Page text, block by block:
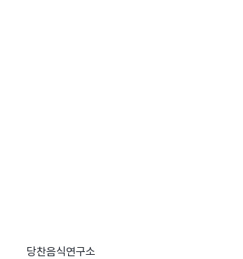
당찬음식연구소